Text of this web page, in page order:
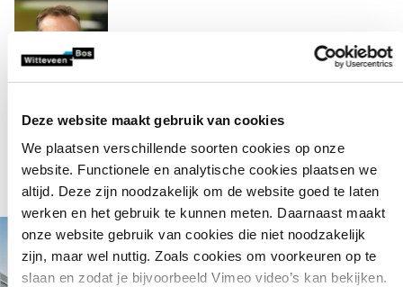
Deze website maakt gebruik van cookies
We plaatsen verschillende soorten cookies op onze
website. Functionele en analytische cookies plaatsen we
altijd. Deze zijn noodzakelijk om de website goed te laten
werken en het gebruik te kunnen meten. Daarnaast maakt
onze website gebruik van cookies die niet noodzakelijk
zijn, maar wel nuttig. Zoals cookies om voorkeuren op te
slaan en zodat je bijvoorbeeld Vimeo video’s kan bekijken.